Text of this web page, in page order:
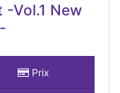
-Vol.1 New
Prix